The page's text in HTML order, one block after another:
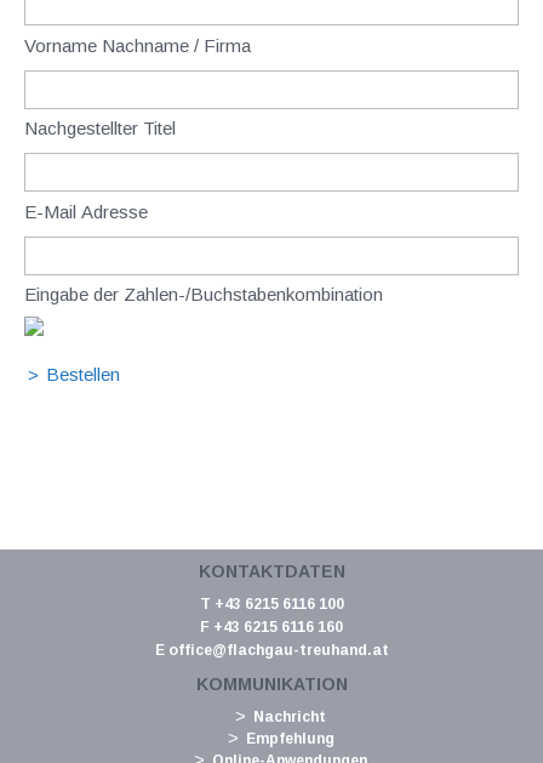
Vorname Nachname / Firma
Nachgestellter Titel
E-Mail Adresse
Eingabe der Zahlen-/Buchstabenkombination
KONTAKTDATEN
T +43 6215 6116 100
F +43 6215 6116 160
E office@flachgau-treuhand.at
KOMMUNIKATION
Nachricht
Empfehlung